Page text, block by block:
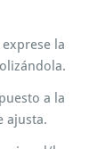
la
a la
ajusta.